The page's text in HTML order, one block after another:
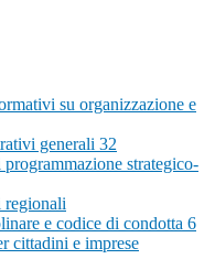
su organizzazione e
generali 32
strategico-
regionali
e codice di condotta 6
cittadini e imprese